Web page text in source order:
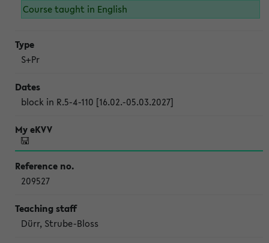
Course taught in English
S+Pr
block in R.5-4-110 [16.02.-05.03.2027]
209527
Dürr, Strube-Bloss